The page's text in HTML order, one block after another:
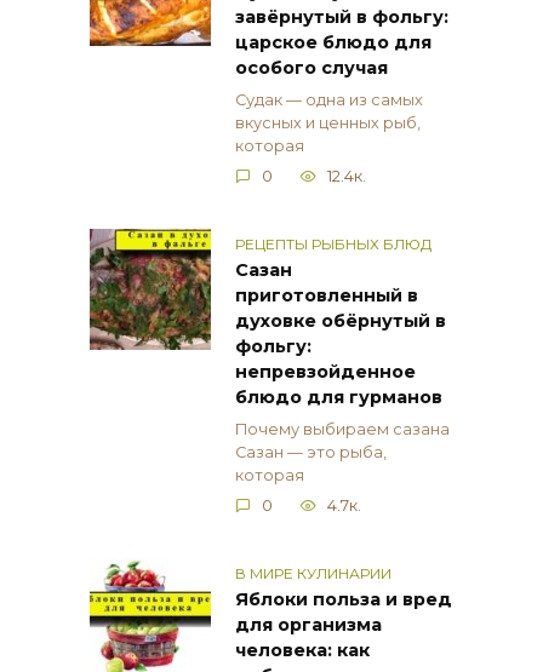
завёрнутый в фольгу:
царское блюдо для
особого случая
Судак — одна из самых
вкусных и ценных рыб,
которая
0
12.4к.
РЕЦЕПТЫ РЫБНЫХ БЛЮД
Сазан
приготовленный в
духовке обёрнутый в
фольгу:
непревзойденное
блюдо для гурманов
Почему выбираем сазана
Сазан — это рыба,
которая
0
4.7к.
В МИРЕ КУЛИНАРИИ
Яблоки польза и вред
для организма
человека: как